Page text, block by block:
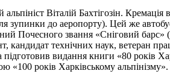
Віталій Бахтігозін. Кремація
до аеропорту). Цей же
Почесного звання «Сніговий
кандидат технічних наук, ветеран
видання книги «80 років
«100 років Харківському альпінізму».